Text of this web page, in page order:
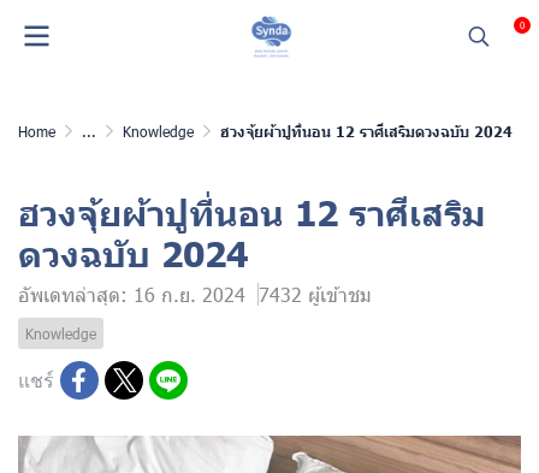
0
Home ... Knowledge ฮวงจุ้ยผ้าปูที่นอน 12 ราศีเสริมดวงฉบับ 2024
ฮวงจุ้ยผ้าปูที่นอน 12 ราศีเสริม
ดวงฉบับ 2024
อัพเดทล่าสุด: 16 ก.ย. 2024 7432 ผู้เข้าชม
Knowledge
แชร์